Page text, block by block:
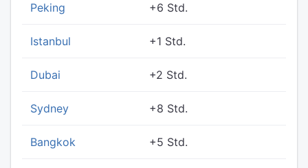
Peking +6 Std.
Istanbul +1 Std.
Dubai +2 Std.
Sydney +8 Std.
Bangkok +5 Std.